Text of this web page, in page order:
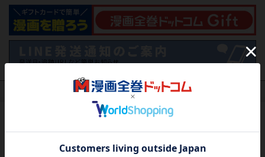
（関連商品を含む）
この作品にはまだレビューがありません。 今後読まれる
方のために感想を共有してもらえませんか？